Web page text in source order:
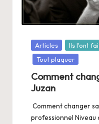
Posté
dans
Articles Ils l'ont
Tout plaquer
Comment
Juzan
Comment changer
professionnel Niveau